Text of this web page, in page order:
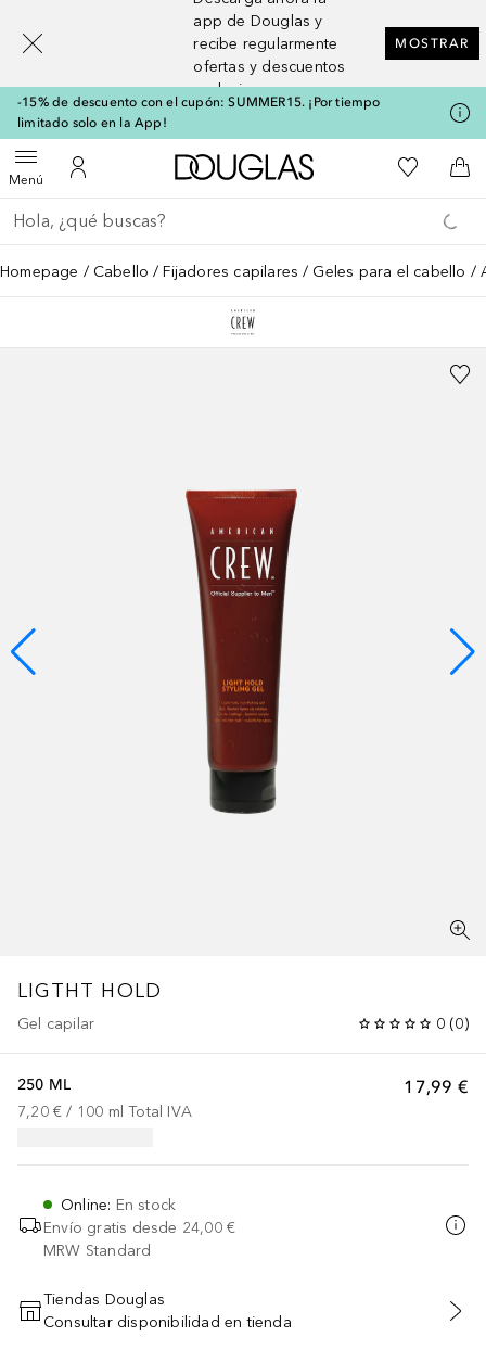
app de Douglas y
recibe regularmente
ofertas y descuentos
exclusivos
MOSTRAR
-15% de descuento con el cupón: SUMMER15. ¡Por tiempo
limitado solo en la App!
MenúAbrir menúMi cuenta
A Douglas HomeMi lista de
A
Regresar
Ejecutar búsqueda
Homepage Cabello Fijadores capilares Geles para el cabello
LIGTHT HOLD
Gel capilar 0 (0)
17,99 €
250 ML
7,20 € / 100 ml Total IVA
Online: En stock
Envío gratis desde 24,00 €
MRW Standard
AÑADIR AL CARRITO
Tiendas Douglas
Consultar disponibilidad en tienda
[navigation.slideout.screenreader]